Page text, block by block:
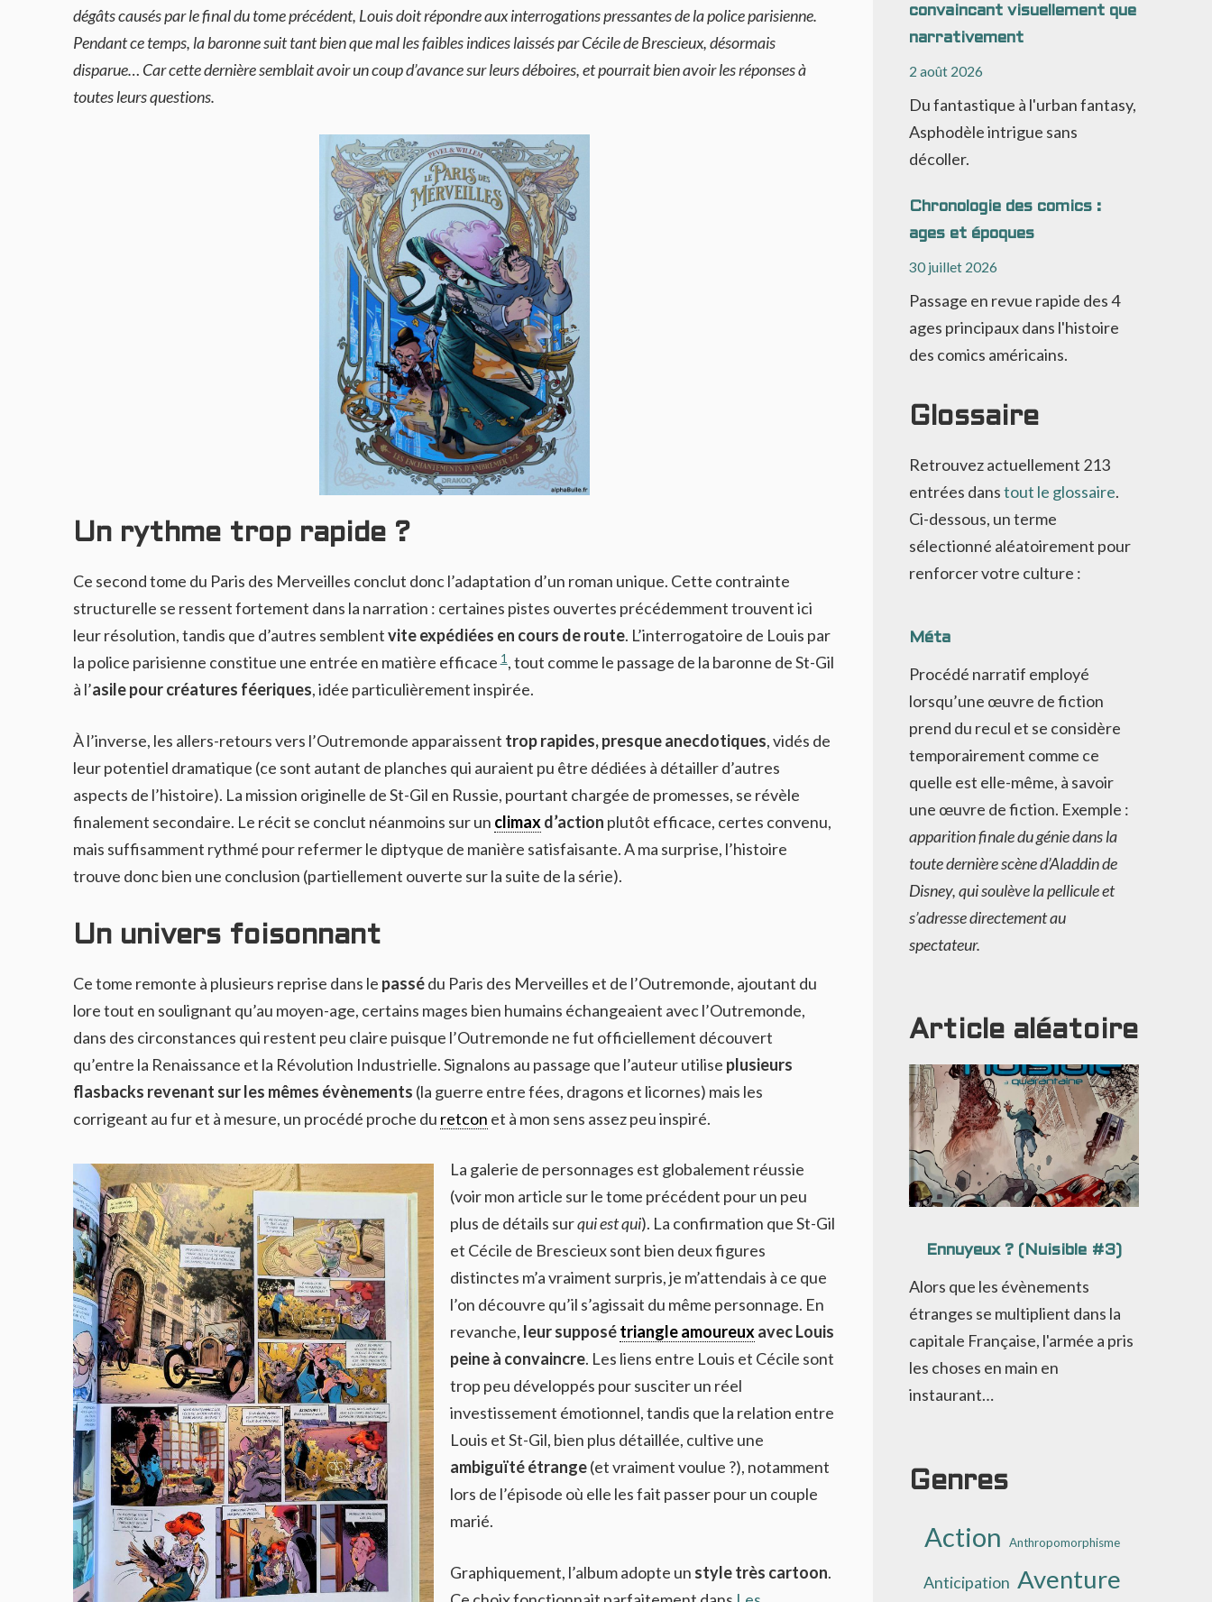
dégâts causés par le final du tome précédent, Louis doit répondre aux interrogations pressantes de la police parisienne.
Pendant ce temps, la baronne suit tant bien que mal les faibles indices laissés par Cécile de Brescieux, désormais
disparue… Car cette dernière semblait avoir un coup d’avance sur leurs déboires, et pourrait bien avoir les réponses à
toutes leurs questions.
Un rythme trop rapide ?
Ce second tome du Paris des Merveilles conclut donc l’adaptation d’un roman unique. Cette contrainte
structurelle se ressent fortement dans la narration : certaines pistes ouvertes précédemment trouvent ici
leur résolution, tandis que d’autres semblentvite expédiées en cours de route. L’interrogatoire de Louis par
la police parisienne constitue une entrée en matière efficace1, tout comme le passage de la baronne de St-Gil
à l’asile pour créatures féeriques, idée particulièrement inspirée.
À l’inverse, les allers-retours vers l’Outremonde apparaissent trop rapides, presque anecdotiques, vidés de
leur potentiel dramatique (ce sont autant de planches qui auraient pu être dédiées à détailler d’autres
aspects de l’histoire). La mission originelle de St-Gil en Russie, pourtant chargée de promesses, se révèle
finalement secondaire. Le récit se conclut néanmoins sur un climaxd’action plutôt efficace, certes convenu,
mais suffisamment rythmé pour refermer le diptyque de manière satisfaisante. A ma surprise, l’histoire
trouve donc bien une conclusion (partiellement ouverte sur la suite de la série).
Un univers foisonnant
Ce tome remonte à plusieurs reprise dans le passédu Paris des Merveilles et de l’Outremonde, ajoutant du
lore tout en soulignant qu’au moyen-age, certains mages bien humains échangeaient avec l’Outremonde,
dans des circonstances qui restent peu claire puisque l’Outremonde ne fut officiellement découvert
qu’entre la Renaissance et la Révolution Industrielle. Signalons au passage que l’auteur utilise plusieurs
flasbacks revenant sur les mêmes évènements (la guerre entre fées, dragons et licornes) mais les
corrigeant au fur et à mesure, un procédé proche du retcon et à mon sens assez peu inspiré.
La galerie de personnages est globalement réussie
(voir mon article sur le tome précédent pour un peu
plus de détails surqui est qui). La confirmation que St-Gil
et Cécile de Brescieux sont bien deux figures
distinctes m’a vraiment surpris, je m’attendais à ce que
l’on découvre qu’il s’agissait du même personnage. En
revanche, leur supposétriangle amoureuxavec Louis
peine à convaincre. Les liens entre Louis et Cécile sont
trop peu développés pour susciter un réel
investissement émotionnel, tandis que la relation entre
Louis et St-Gil, bien plus détaillée, cultive une
ambiguïté étrange(et vraiment voulue ?), notamment
lors de l’épisode où elle les fait passer pour un couple
marié.
Graphiquement, l’album adopte un style très cartoon.
convaincant visuellement que
narrativement
2 août 2026
Du fantastique à l'urban fantasy,
Asphodèle intrigue sans
décoller.
Chronologie des comics :
ages et époques
30 juillet 2026
Passage en revue rapide des 4
ages principaux dans l'histoire
des comics américains.
Glossaire
Retrouvez actuellement 213
entrées danstout le glossaire.
Ci-dessous, un terme
sélectionné aléatoirement pour
renforcer votre culture :
Méta
Procédé narratif employé
lorsqu’une œuvre de fiction
prend du recul et se considère
temporairement comme ce
quelle est elle-même, à savoir
une œuvre de fiction. Exemple :
apparition finale du génie dans la
toute dernière scène d’Aladdin de
Disney, qui soulève la pellicule et
s’adresse directement au
spectateur.
Article aléatoire
Ennuyeux ? (Nuisible #3)
Alors que les évènements
étranges se multiplient dans la
capitale Française, l'armée a pris
les choses en main en
instaurant…
Genres
Action Anthropomorphisme
Anticipation Aventure